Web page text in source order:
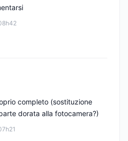
completo (sostituzione
dorata alla fotocamera?)